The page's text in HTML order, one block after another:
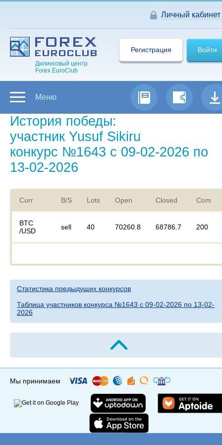
Личный кабинет
Дилинговый центр
Forex EuroClub
Войти
Регистрация
Меню
История победы:
участник Yusuf Sikiru
конкурс №1643 с 09-02-2026 по
13-02-2026
Curr B/S Lots Open Closed Com
BTC
/USD
sell 40 70260.8 68786.7 200
Статистика предыдущих конкурсов
Таблица участников конкурса №1643 c 09-02-2026 по 13-02-
2026
Мы принимаем